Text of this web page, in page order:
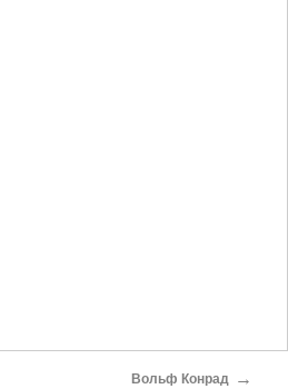
Вольф Конрад →